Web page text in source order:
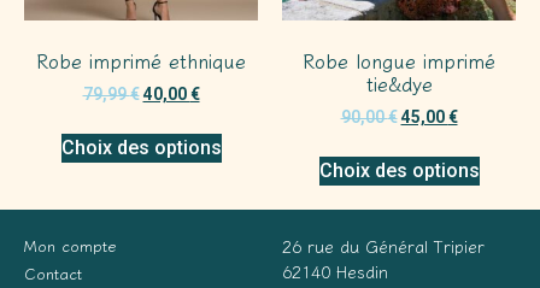
Robe imprimé ethnique
79,99€ 40,00€
Choix des options
Robe longue imprimé
tie&dye
90,00€ 45,00€
Choix des options
Mon compte
Contact
26 rue du Général Tripier
62140 Hesdin